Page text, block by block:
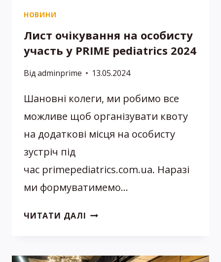
НОВИНИ
Лист очікування на особисту
участь у PRIME pediatrics 2024
Відadminprime 13.05.2024
Шановні колеги, ми робимо все
можливе щоб організувати квоту
на додаткові місця на особисту
зустріч під
час primepediatrics.com.ua. Наразі
ми формуватимемо…
ЧИТАТИ ДАЛІ ЛИСТ
ОСОБИСТУ